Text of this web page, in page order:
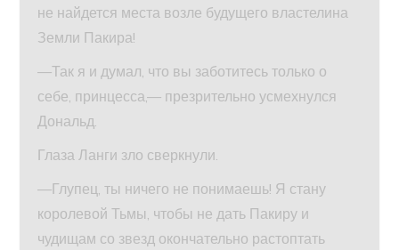
не найдется места возле будущего властелина
Земли Пакира!
—Так я и думал, что вы заботитесь только о
себе, принцесса,— презрительно усмехнулся
Дональд.
Глаза Ланги зло сверкнули.
—Глупец, ты ничего не понимаешь! Я стану
королевой Тьмы, чтобы не дать Пакиру и
чудищам со звезд окончательно растоптать